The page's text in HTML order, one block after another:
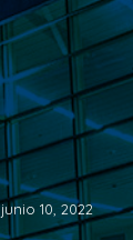
junio 10, 2022